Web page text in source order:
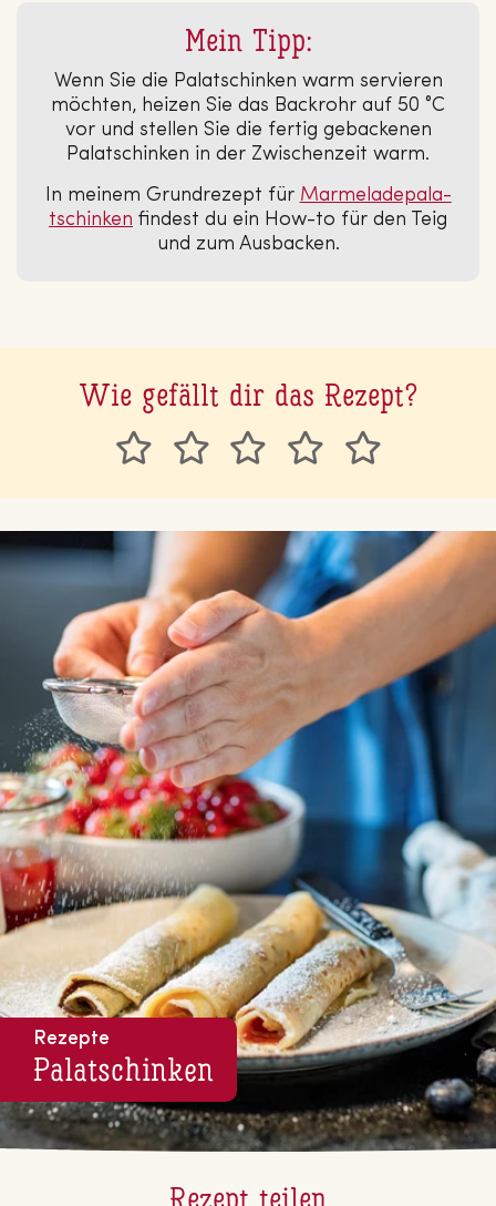
Mein Tipp:
Wenn Sie die Palatschinken warm servieren
möchten, heizen Sie das Backrohr auf 50 °C
vor und stellen Sie die fertig gebackenen
Palatschinken in der Zwischenzeit warm.
In meinem Grundrezept für Mar­me­la­de­pa­la­
tschin­ken findest du ein How-to für den Teig
und zum Ausbacken.
Wie gefällt dir das Rezept?
Rezepte
Pa­la­tschin­ken